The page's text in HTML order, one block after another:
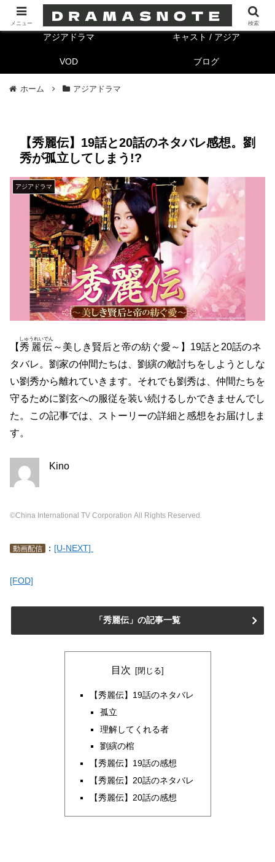
海外ドラマ キャスト/海外
アジアドラマ キャスト / アジア
VOD ブログ
ホーム アジアドラマ
【秀麗伝】19話と20話のネタバレ感想。劉
秀が孤立してしまう!?
アジアドラマ
【秀麗伝
しゅうれいでん
～美しき賢后と帝の紡ぐ愛～】19話と20話のネ
タバレ。劉家の仲間たちは、劉縯の敵討ちをしようとしな
い劉秀から離れていきます。それでも劉秀は、仲間たちを
守るために劉玄への服従を装い続けるしかできませんでし
た。この記事では、ストーリーの詳細と感想をお届けしま
す。
Kino
©China International TV Corporation All Rights Reserved.
動画配信 ： [U-NEXT]
[FOD]
「秀麗伝」の記事一覧
目次
【秀麗伝】19話のネタバレ
孤立
理解してくれる者
劉縯の棺
【秀麗伝】19話の感想
【秀麗伝】20話のネタバレ
【秀麗伝】20話の感想
メニュー 検索